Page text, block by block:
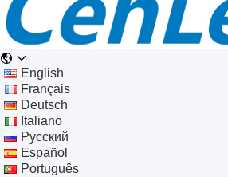
English
Français
Deutsch
Italiano
Русский
Español
Português